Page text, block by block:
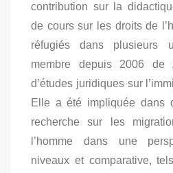
contribution sur la
de cours sur les droits de
réfugiés dans plusieurs
membre depuis 2006 de
d’études juridiques sur
Elle a été impliquée dans
recherche sur les
l’homme dans une
niveaux et comparative,